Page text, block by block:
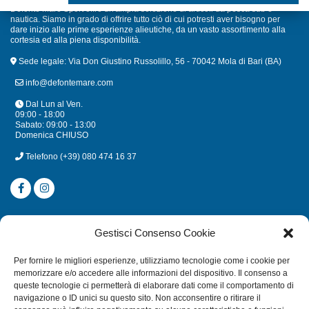
Gestisci Consenso Cookie
Per fornire le migliori esperienze, utilizziamo tecnologie come i cookie per
memorizzare e/o accedere alle informazioni del dispositivo. Il consenso a
queste tecnologie ci permetterà di elaborare dati come il comportamento di
navigazione o ID unici su questo sito. Non acconsentire o ritirare il
nautica. Siamo in grado di offrire tutto ciò di cui potresti aver bisogno per
dare inizio alle prime esperienze alieutiche, da un vasto assortimento alla
cortesia ed alla piena disponibilità.
Sede legale: Via Don Giustino Russolillo, 56 - 70042 Mola di Bari (BA)
info@defontemare.com
Dal Lun al Ven.
09:00 - 18:00
Sabato: 09:00 - 13:00
Domenica CHIUSO
Telefono (+39) 080 474 16 37
CATEGORIE
MULINELLI
CANNE